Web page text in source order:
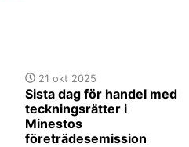
21 okt 2025
Sista dag för handel med
teckningsrätter i
Minestos
företrädesemission